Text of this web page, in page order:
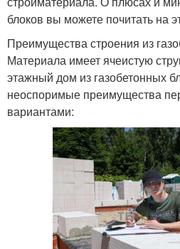
блоков вы можете почитать на
Преимущества строения из
Материала имеет ячеистую
этажный дом из газобетонных
неоспоримые преимущества
вариантами: